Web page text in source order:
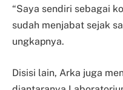
“Saya sendiri sebagai
sudah menjabat sejak
ungkapnya.
Disisi lain, Arka juga